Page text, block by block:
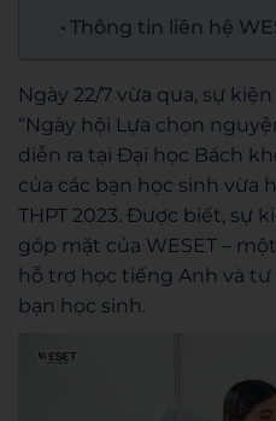
Thông tin liên hệ
Ngày 22/7 vừa qua, sự
“Ngày hội Lựa chọn
diễn ra tại Đại học Bách
của các bạn học sinh
THPT 2023. Được biết, sự
góp mặt của WESET –
hỗ trợ học tiếng Anh và
bạn học sinh.